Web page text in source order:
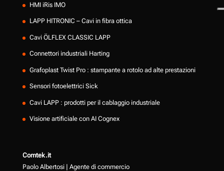
HMI iRis IMO
LAPP HITRONIC – Cavi in fibra ottica
Cavi ÖLFLEX CLASSIC LAPP
Connettori industriali Harting
Grafoplast Twist Pro : stampante a rotolo ad alte prestazioni
Sensori fotoelettrici Sick
Cavi LAPP : prodotti per il cablaggio industriale
Visione artificiale con AI Cognex
Comtek.it
Paolo Albertosi | Agente di commercio